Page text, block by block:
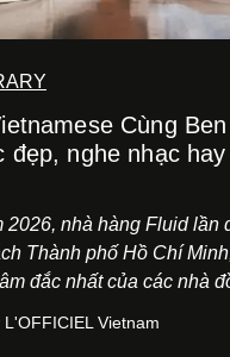
Cùng
đẹp, nghe nhạc
2026, nhà hàng Fluid lần
Thành phố Hồ Chí
đắc nhất của các nhà
từ Á đến Âu nhanh
Vietnam